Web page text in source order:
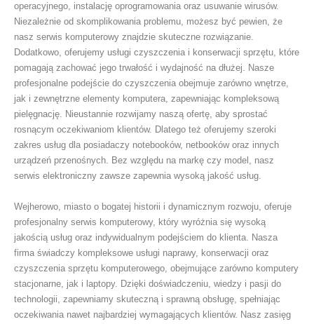
operacyjnego, instalację oprogramowania oraz usuwanie wirusów.
Niezależnie od skomplikowania problemu, możesz być pewien, że
nasz serwis komputerowy znajdzie skuteczne rozwiązanie.
Dodatkowo, oferujemy usługi czyszczenia i konserwacji sprzętu, które
pomagają zachować jego trwałość i wydajność na dłużej. Nasze
profesjonalne podejście do czyszczenia obejmuje zarówno wnętrze,
jak i zewnętrzne elementy komputera, zapewniając kompleksową
pielęgnację. Nieustannie rozwijamy naszą ofertę, aby sprostać
rosnącym oczekiwaniom klientów. Dlatego też oferujemy szeroki
zakres usług dla posiadaczy notebooków, netbooków oraz innych
urządzeń przenośnych. Bez względu na markę czy model, nasz
serwis elektroniczny zawsze zapewnia wysoką jakość usług.
Wejherowo, miasto o bogatej historii i dynamicznym rozwoju, oferuje
profesjonalny serwis komputerowy, który wyróżnia się wysoką
jakością usług oraz indywidualnym podejściem do klienta. Nasza
firma świadczy kompleksowe usługi naprawy, konserwacji oraz
czyszczenia sprzętu komputerowego, obejmujące zarówno komputery
stacjonarne, jak i laptopy. Dzięki doświadczeniu, wiedzy i pasji do
technologii, zapewniamy skuteczną i sprawną obsługę, spełniając
oczekiwania nawet najbardziej wymagających klientów. Nasz zasięg